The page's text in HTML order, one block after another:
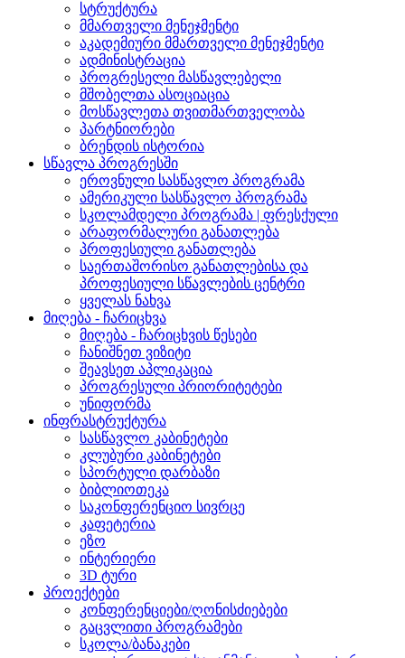
სტრუქტურა
მმართველი მენეჯმენტი
აკადემიური მმართველი მენეჯმენტი
ადმინისტრაცია
პროგრესელი მასწავლებელი
მშობელთა ასოციაცია
მოსწავლეთა თვითმართველობა
პარტნიორები
ბრენდის ისტორია
სწავლა პროგრესში
ეროვნული სასწავლო პროგრამა
ამერიკული სასწავლო პროგრამა
სკოლამდელი პროგრამა | ფრესქული
არაფორმალური განათლება
პროფესიული განათლება
საერთაშორისო განათლებისა და
პროფესიული სწავლების ცენტრი
ყველას ნახვა
მიღება - ჩარიცხვა
მიღება - ჩარიცხვის წესები
ჩანიშნეთ ვიზიტი
შეავსეთ აპლიკაცია
პროგრესული პრიორიტეტები
უნიფორმა
ინფრასტრუქტურა
სასწავლო კაბინეტები
კლუბური კაბინეტები
სპორტული დარბაზი
ბიბლიოთეკა
საკონფერენციო სივრცე
კაფეტერია
ეზო
ინტერიერი
3D ტური
პროექტები
კონფერენციები/ღონისძიებები
გაცვლითი პროგრამები
სკოლა/ბანაკები